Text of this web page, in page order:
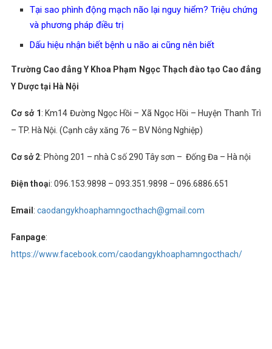
Tại sao phình động mạch não lại nguy hiểm? Triệu chứng
và phương pháp điều trị
Dấu hiệu nhận biết bệnh u não ai cũng nên biết
Trường Cao đẳng Y Khoa Phạm Ngọc Thạch đào tạo Cao đẳng
Y Dược tại Hà Nội
Cơ sở 1 : Km14 Đường Ngọc Hồi – Xã Ngọc Hồi – Huyện Thanh Trì
– TP. Hà Nội. (Cạnh cây xăng 76 – BV Nông Nghiệp)
Cơ sở 2: Phòng 201 – nhà C số 290 Tây sơn – Đống Đa – Hà nội
Điện thoại: 096.153.9898 – 093.351.9898 – 096.6886.651
Email : caodangykhoaphamngocthach@gmail.com
Fanpage:
https://www.facebook.com/caodangykhoaphamngocthach/